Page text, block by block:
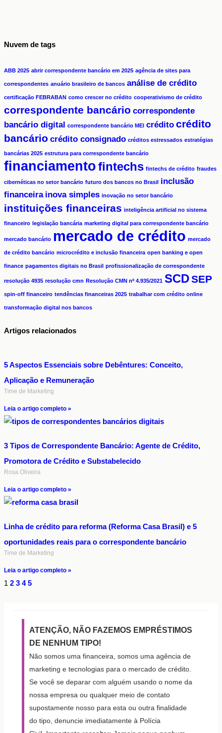
Nuvem de tags
ABB 2025 abrir correspondente bancário em 2025 agência de sites para
correspondentes anuário brasileiro de bancos análise de crédito
certificação FEBRABAN como crescer no crédito cooperativismo de crédito
correspondente bancário correspondente
bancário digital
correspondente bancário MEI crédito crédito
bancário crédito consignado créditos estressados estratégias
bancárias 2025 estrutura para correspondente bancário
financiamentofintechs fintechs de crédito fraudes
cibernéticas no setor bancário futuro dos bancos no Brasil inclusão
financeira inova simples inovação no setor bancário
instituições financeiras inteligência artificial no sistema
financeiro legislação bancária marketing digital para correspondente bancário
mercado bancário mercado de crédito mercado
de crédito bancário microcrédito e inclusão financeira open banking e open
finance pagamentos digitais no Brasil profissionalização de correspondente
resolução 4935 resolução cmn Resolução CMN nº 4.935/2021 SCDSEP
spin-off financeiro tendências financeiras 2025 trabalhar com crédito online
transformação digital nos bancos
Artigos relacionados
5 Aspectos Essenciais sobre Debêntures: Conceito,
Aplicação e Remuneração
Time de Marketing
Leia o artigo completo »
3 Tipos de Correspondente Bancário: Agente de Crédito,
Promotora de Crédito e Substabelecido
Rosa Oliveira
Leia o artigo completo »
Linha de crédito para reforma (Reforma Casa Brasil) e 5
oportunidades reais para o correspondente bancário
Time de Marketing
Leia o artigo completo »
1 2 3 4 5
ATENÇÃO, NÃO FAZEMOS EMPRÉSTIMOS
DE NENHUM TIPO!
Não somos uma financeira, somos uma agência de
marketing e tecnologias para o mercado de crédito.
Se você se deparar com alguém usando o nome da
nossa empresa ou qualquer meio de contato
supostamente nosso para esta ou outra finalidade
do tipo, denuncie imediatamente à Polícia